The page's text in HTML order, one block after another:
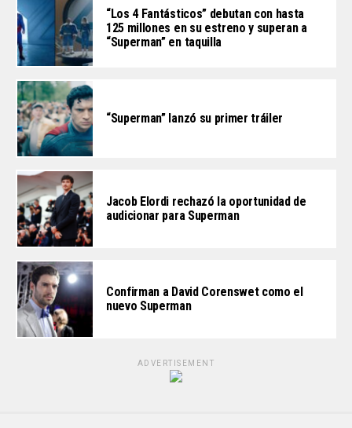
“Los 4 Fantásticos” debutan con hasta
125 millones en su estreno y superan a
“Superman” en taquilla
“Superman” lanzó su primer tráiler
Jacob Elordi rechazó la oportunidad de
audicionar para Superman
Confirman a David Corenswet como el
nuevo Superman
ADVERTISEMENT